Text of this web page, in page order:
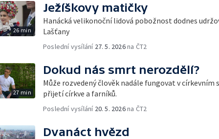
26 min
Ježíškovy matičky
Hanácká velikonoční lidová pobožnost dodnes
Lašťany
Poslední vysílání 27. 5. 2026na ČT2
27 min
Dokud nás smrt nerozdělí?
Může rozvedený člověk nadále fungovat v církevním
přijetí církve a farníků.
Poslední vysílání 20. 5. 2026na ČT2
Dvanáct hvězd